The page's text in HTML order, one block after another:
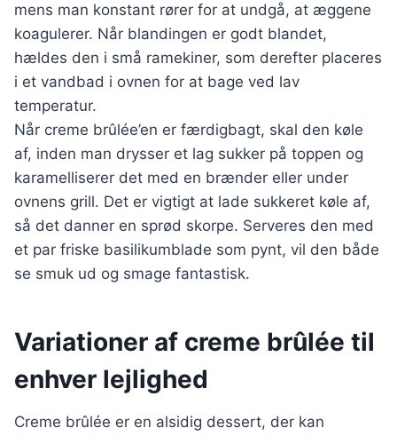
mens man konstant rører for at undgå, at æggene
koagulerer. Når blandingen er godt blandet,
hældes den i små ramekiner, som derefter placeres
i et vandbad i ovnen for at bage ved lav
temperatur.
Når creme brûlée’en er færdigbagt, skal den køle
af, inden man drysser et lag sukker på toppen og
karamelliserer det med en brænder eller under
ovnens grill. Det er vigtigt at lade sukkeret køle af,
så det danner en sprød skorpe. Serveres den med
et par friske basilikumblade som pynt, vil den både
se smuk ud og smage fantastisk.
Variationer af creme brûlée til
enhver lejlighed
Creme brûlée er en alsidig dessert, der kan